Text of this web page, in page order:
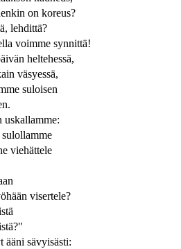
on koreus?
lehdittä?
voimme synnittä!
heltehessä,
väsyessä,
suloisen
viehättele
visertele?
sävyisästi: